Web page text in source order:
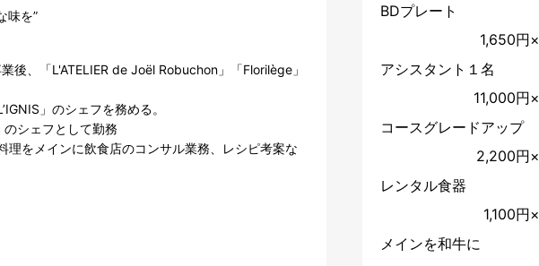
味を”
後、「L'ATELIER de Joël Robuchon」「Florilège」
」のシェフを務める。
シェフとして勤務
理をメインに飲食店のコンサル業務、レシピ考案な
BDプレート
1,650円×
アシスタント１名
11,000円×
コースグレードアップ
2,200円×
レンタル食器
1,100円×
メインを和牛に